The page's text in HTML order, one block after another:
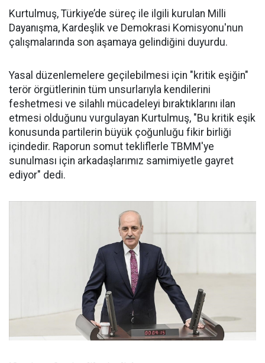
Kurtulmuş, Türkiye’de süreç ile ilgili kurulan Milli
Dayanışma, Kardeşlik ve Demokrasi Komisyonu'nun
çalışmalarında son aşamaya gelindiğini duyurdu.
Yasal düzenlemelere geçilebilmesi için "kritik eşiğin"
terör örgütlerinin tüm unsurlarıyla kendilerini
feshetmesi ve silahlı mücadeleyi bıraktıklarını ilan
etmesi olduğunu vurgulayan Kurtulmuş, "Bu kritik eşik
konusunda partilerin büyük çoğunluğu fikir birliği
içindedir. Raporun somut tekliflerle TBMM'ye
sunulması için arkadaşlarımız samimiyetle gayret
ediyor" dedi.